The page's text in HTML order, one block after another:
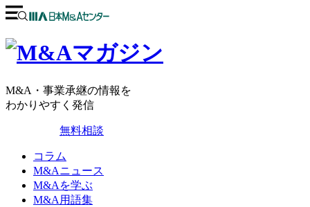
M&A・事業承継の情報を
わかりやすく発信
無料相談
コラム
M&Aニュース
M&Aを学ぶ
M&A用語集